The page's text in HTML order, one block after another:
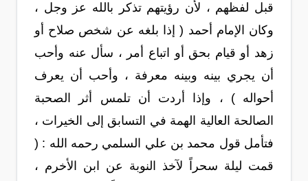
قبل لفظهم ، لأن رؤيتهم تذكر بالله عز وجل ،
وكان الإمام أحمد ( إذا بلغه عن شخص صلاح أو
زهد أو قيام بحق أو اتباع أمر ، سأل عنه وأحب
أن يجري بينه وبينه معرفة ، وأحب أن يعرف
أحواله ) ، وإذا أردت أن تلمس أثر الصحبة
الصالحة العالية الهمة في التسابق إلى الخيرات ،
فتأمل قول محمد بن علي السلمي رحمه الله : (
قمت ليلة سحراً لآخذ النوبة عن ابن الأخرم ،